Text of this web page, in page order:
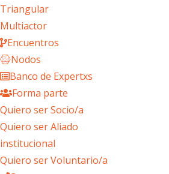
Triangular
Multiactor
Encuentros
Nodos
Banco de Expertxs
Forma parte
Quiero ser Socio/a
Quiero ser Aliado
institucional
Quiero ser Voluntario/a